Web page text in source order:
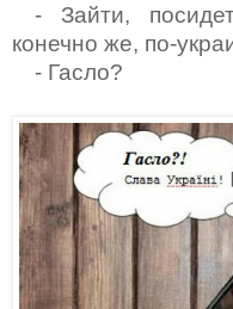
- Зайти,
конечно же, по-
- Гасло?